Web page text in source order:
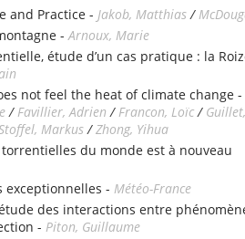
and Practice - Jakob, Matthias /
- Arnoux, Marie
étude d’un cas pratique : la
not feel the heat of climate change -
/ Favillier, Adrien / Francon, Loïc /
Markus /Zhong, Yihua
du monde est à nouveau
exceptionnelles - Météo-France
des interactions entre
- Piton, Guillaume